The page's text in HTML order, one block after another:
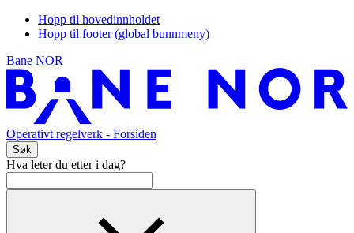
Hopp til hovedinnholdet
Hopp til footer (global bunnmeny)
Bane NOR
Operativt regelverk - Forsiden
Søk
Hva leter du etter i dag?